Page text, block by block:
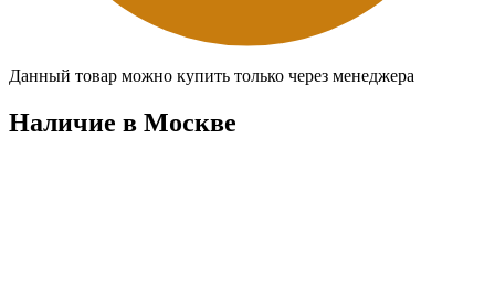
Данный товар можно купить только через менеджера
Наличие в Москвe